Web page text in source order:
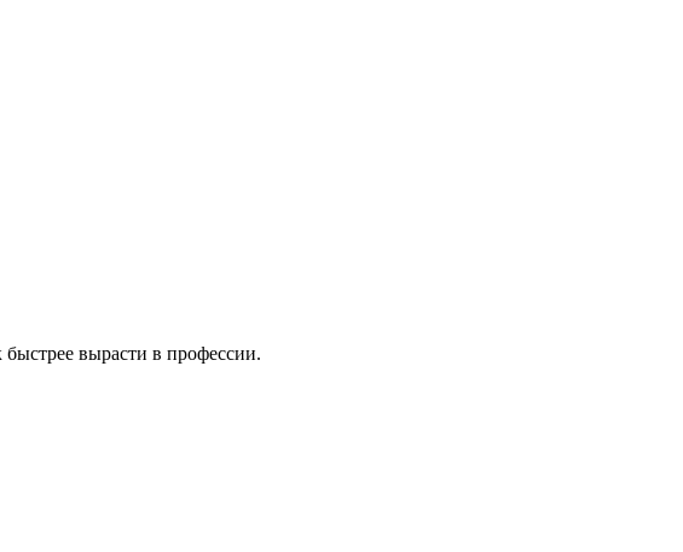
вырасти в профессии.